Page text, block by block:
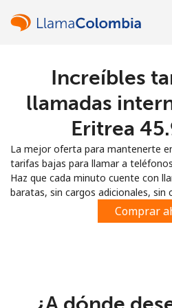
Regístrate
Increíbles
llamadas
Eritrea
La mejor oferta para mantenerte
tarifas bajas para llamar a
Haz que cada minuto cuente con
baratas, sin cargos adicionales,
Comprar